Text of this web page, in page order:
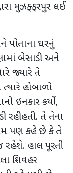
મુઝફ્ફરપુર લઈ
પોતાના ઘરનું
બેસાડી અને
જ્યારે તે
ત્યારે હોબાળો
ઇનકાર કર્યો,
રહી હતી. તે તેના
પણ કહે છે કે તે
હાલ પૂરતી
શિવહર